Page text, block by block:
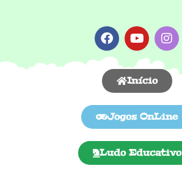
Início
Jogos OnLine
Ludo Educativo